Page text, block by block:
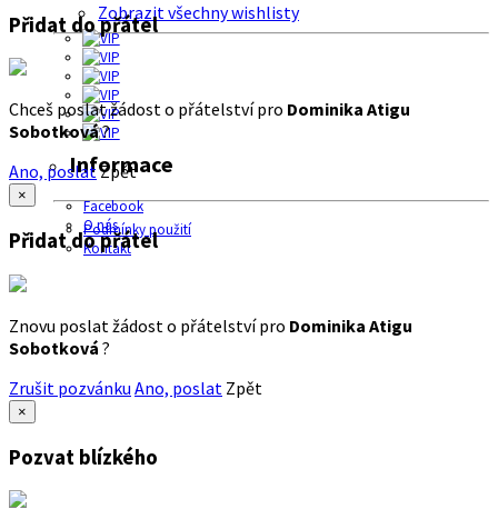
Zobrazit všechny wishlisty
Informace
Facebook
O nás
Podmínky použití
Kontakt
Přidat do přátel
Chceš poslat žádost o přátelství pro Dominika Atigu
Sobotková?
Ano, poslatZpět
×
Přidat do přátel
Znovu poslat žádost o přátelství pro Dominika Atigu
Sobotková ?
Zrušit pozvánku Ano, poslat Zpět
×
Pozvat blízkého